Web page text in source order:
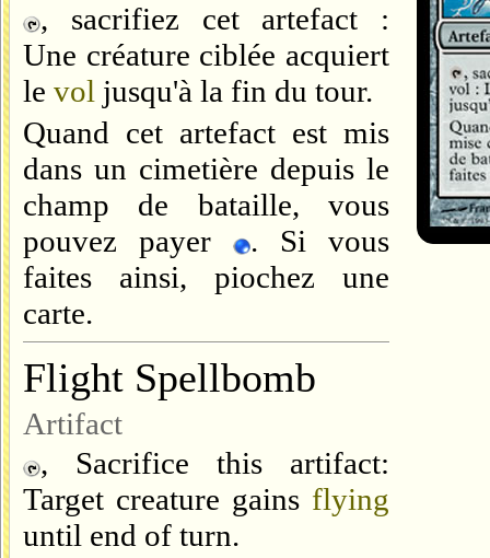
, sacrifiez cet artefact :
Une créature ciblée acquiert
le vol jusqu'à la fin du tour.
Quand cet artefact est mis
dans un cimetière depuis le
champ de bataille, vous
pouvez payer
. Si vous
faites ainsi, piochez une
carte.
Flight Spellbomb
Artifact
, Sacrifice this artifact:
Target creature gains flying
until end of turn.